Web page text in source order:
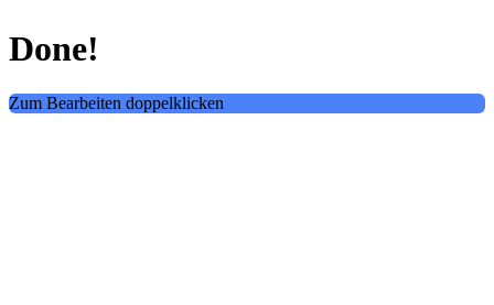
Done!
Zum Bearbeiten doppelklicken